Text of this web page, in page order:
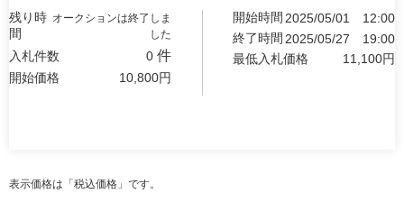
残り時
間
オークションは終了しま
した
入札件数 0 件
開始価格 10,800円
開始時間 2025/05/01
12:00
終了時間 2025/05/27
19:00
最低入札価格
11,100円
表示価格は「税込価格」です。